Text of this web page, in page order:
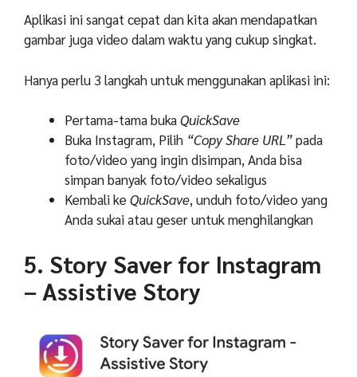
Aplikasi ini sangat cepat dan kita akan mendapatkan
gambar juga video dalam waktu yang cukup singkat.
Hanya perlu 3 langkah untuk menggunakan aplikasi ini:
Pertama-tama bukaQuickSave
Buka Instagram, Pilih “Copy Share URL”pada
foto/video yang ingin disimpan, Anda bisa
simpan banyak foto/video sekaligus
Kembali keQuickSave, unduh foto/video yang
Anda sukai atau geser untuk menghilangkan
5. Story Saver for Instagram
– Assistive Story